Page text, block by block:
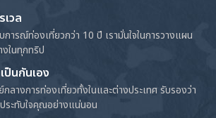
วล
การณ์ท่องเที่ยวกว่า 10 ปี เรามั่นใจในการวางแผน
งในทุกทริป
ป็นกันเอง
กลางการท่องเที่ยวทั้งในและต่างประเทศ รับรองว่า
ระทับใจคุณอย่างแน่นอน